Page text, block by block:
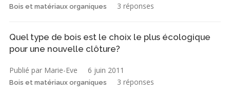
Bois et matériaux organiques 3 réponses
Quel type de bois est le choix le plus écologique
pour une nouvelle clôture?
Publié par Marie-Eve 6 juin 2011
Bois et matériaux organiques 3 réponses